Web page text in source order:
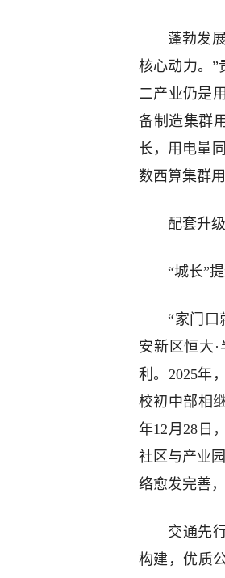
蓬勃发
核心动力。”
二产业仍是
备制造集群
长，用电量
数西算集群
配套升级
“城长”
“家门口
安新区恒大
利。2025年
校初中部相
年12月28日
社区与产业
络愈发完善
交通先
构建，优质